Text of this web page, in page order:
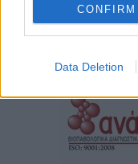
CONFIRM
Data Deletion